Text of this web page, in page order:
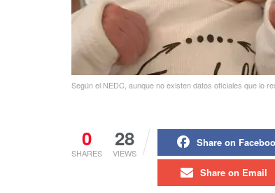
Según el NEDC, aunque no existen datos oficiales que lo
0
SHARES
28
VIEWS
Share on
Share on Email